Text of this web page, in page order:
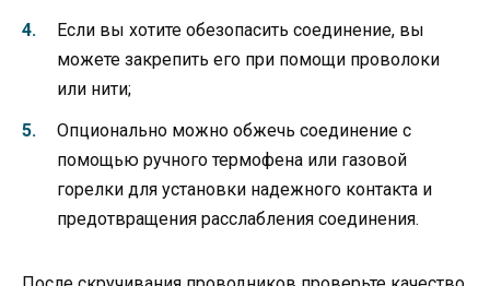
Если вы хотите обезопасить соединение, вы
можете закрепить его при помощи проволоки
или нити;
Опционально можно обжечь соединение с
помощью ручного термофена или газовой
горелки для установки надежного контакта и
предотвращения расслабления соединения.